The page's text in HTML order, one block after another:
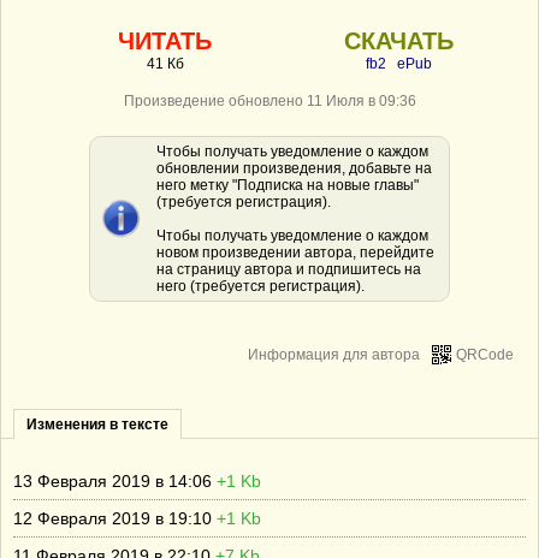
ЧИТАТЬ
41 Кб
СКАЧАТЬ
fb2 ePub
Произведение обновлено 11 Июля в 09:36
Чтобы получать уведомление о каждом
обновлении произведения, добавьте на
него метку "Подписка на новые главы"
(требуется регистрация).
Чтобы получать уведомление о каждом
новом произведении автора, перейдите
на страницу автора и подпишитесь на
него (требуется регистрация).
QRCode
Информация для автора
Изменения в тексте
13 Февраля 2019 в 14:06 +1 Kb
12 Февраля 2019 в 19:10 +1 Kb